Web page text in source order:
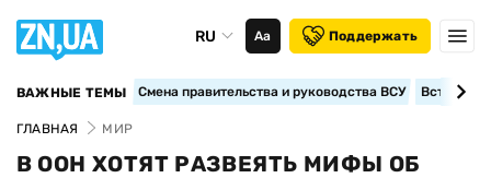
RU Аа Поддержать
ВАЖНЫЕ ТЕМЫ Смена правительства и руководства ВСУ
ГЛАВНАЯ МИР
В ООН ХОТЯТ РАЗВЕЯТЬ МИФЫ ОБ